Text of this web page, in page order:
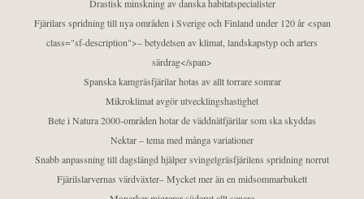
Drastisk minskning av danska habitatspecialister
Fjärilars spridning till nya områden i Sverige och Finland under 120 år <span
class="sf-description">– betydelsen av klimat, landskapstyp och arters
särdrag</span>
Spanska kamgräsfjärilar hotas av allt torrare somrar
Mikroklimat avgör utvecklingshastighet
Bete i Natura 2000-områden hotar de väddnätfjärilar som ska skyddas
Nektar – tema med många variationer
Snabb anpassning till dagslängd hjälper svingelgräsfjärilens spridning norrut
Fjärilslarvernas värdväxter– Mycket mer än en midsommarbukett